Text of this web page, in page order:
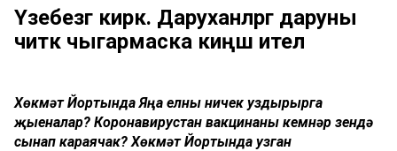
Үзебезгә кирәк. Даруханәләргә даруны
читкә чыгармаска киңәш ителә
Хөкүмәт Йортында Яңа елны ничек уздырырга
җыеналар? Коронавирустан вакцинаны кемнәр үзендә
сынап караячак? Хөкүмәт Йортында узган